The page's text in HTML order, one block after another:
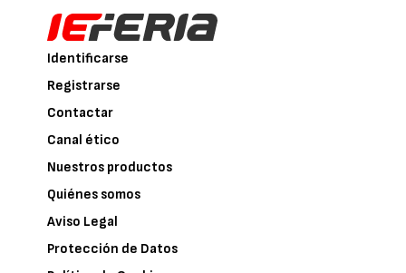
Identificarse
Registrarse
Contactar
Canal ético
Nuestros productos
Quiénes somos
Aviso Legal
Protección de Datos